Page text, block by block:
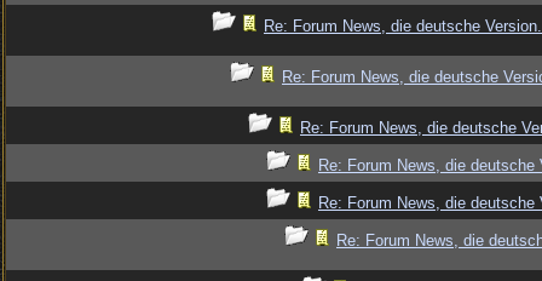
Re: Forum News, die deutsche Version.
Re: Forum News, die deutsche
Re: Forum News, die deutsche
Re: Forum News, die deutsche
Re: Forum News, die deutsche
Re: Forum News, die